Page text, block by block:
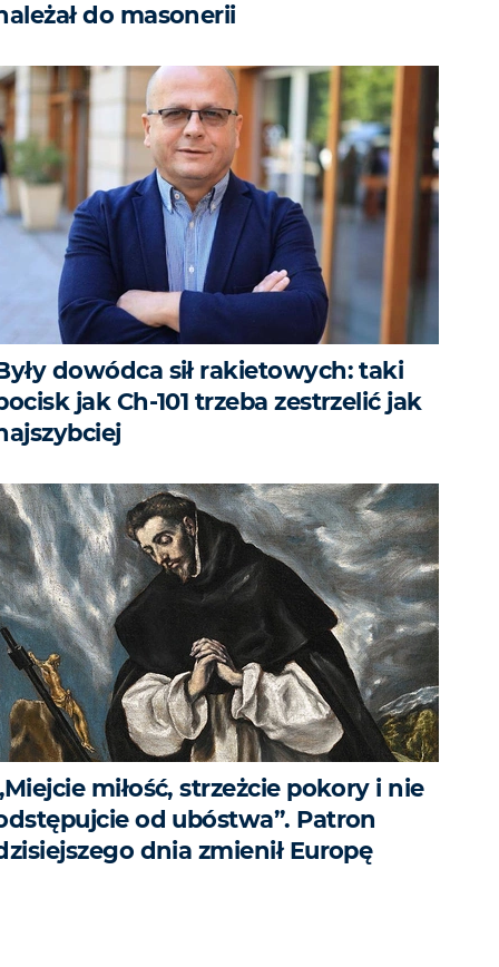
do masonerii
dowódca sił rakietowych: taki
jak Ch-101 trzeba zestrzelić jak
miłość, strzeżcie pokory i nie
od ubóstwa”. Patron
dnia zmienił Europę